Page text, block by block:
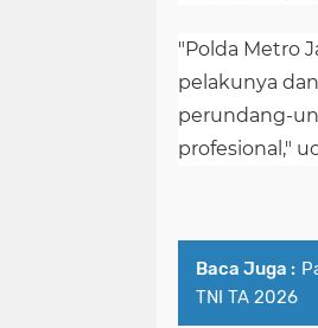
"Polda Metro
pelakunya
perundang-
profesional,"
Baca Juga :
TNI TA 2026